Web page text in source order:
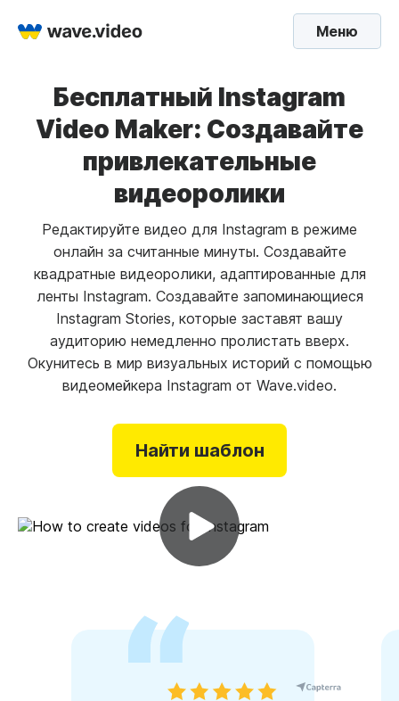
Меню
Бесплатный Instagram
Video Maker: Создавайте
привлекательные
видеоролики
Редактируйте видео для Instagram в режиме
онлайн за считанные минуты. Создавайте
квадратные видеоролики, адаптированные для
ленты Instagram. Создавайте запоминающиеся
Instagram Stories, которые заставят вашу
аудиторию немедленно пролистать вверх.
Окунитесь в мир визуальных историй с помощью
видеомейкера Instagram от Wave.video.
Найти шаблон